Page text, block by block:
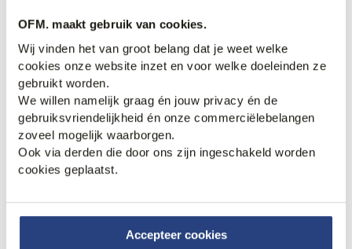
OFM. maakt gebruik van cookies.
Wij vinden het van groot belang dat je weet welke
cookies onze website inzet en voor welke doeleinden ze
gebruikt worden.
We willen namelijk graag én jouw privacy én de
gebruiksvriendelijkheid én onze commerciëlebelangen
zoveel mogelijk waarborgen.
Ook via derden die door ons zijn ingeschakeld worden
cookies geplaatst.
Accepteer cookies
REHAB Nolan Knit Casual
schoenen
149,95
89,95
50% korting
179,95
89,95